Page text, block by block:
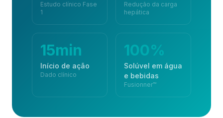
Estudo clínico Fase
1
Redução da carga
hepática
15min
Início de ação
Dado clínico
100%
Solúvel em água
e bebidas
Fusionner™